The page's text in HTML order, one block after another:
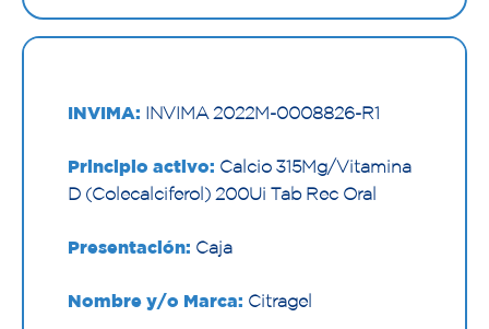
INVIMA: INVIMA 2022M-0008826-R1
Principio activo: Calcio 315Mg/Vitamina
D (Colecalciferol) 200Ui Tab Rec Oral
Presentación: Caja
Nombre y/o Marca: Citragel